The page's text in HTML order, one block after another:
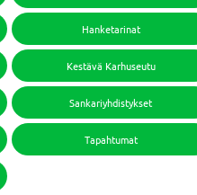
Hanketarinat
Kestävä Karhuseutu
Sankariyhdistykset
Tapahtumat